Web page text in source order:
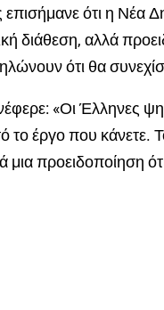
ότι η Νέα
διάθεση, αλλά
ότι θα
«Οι Έλληνες
το έργο που κάνετε.
μια προειδοποίηση